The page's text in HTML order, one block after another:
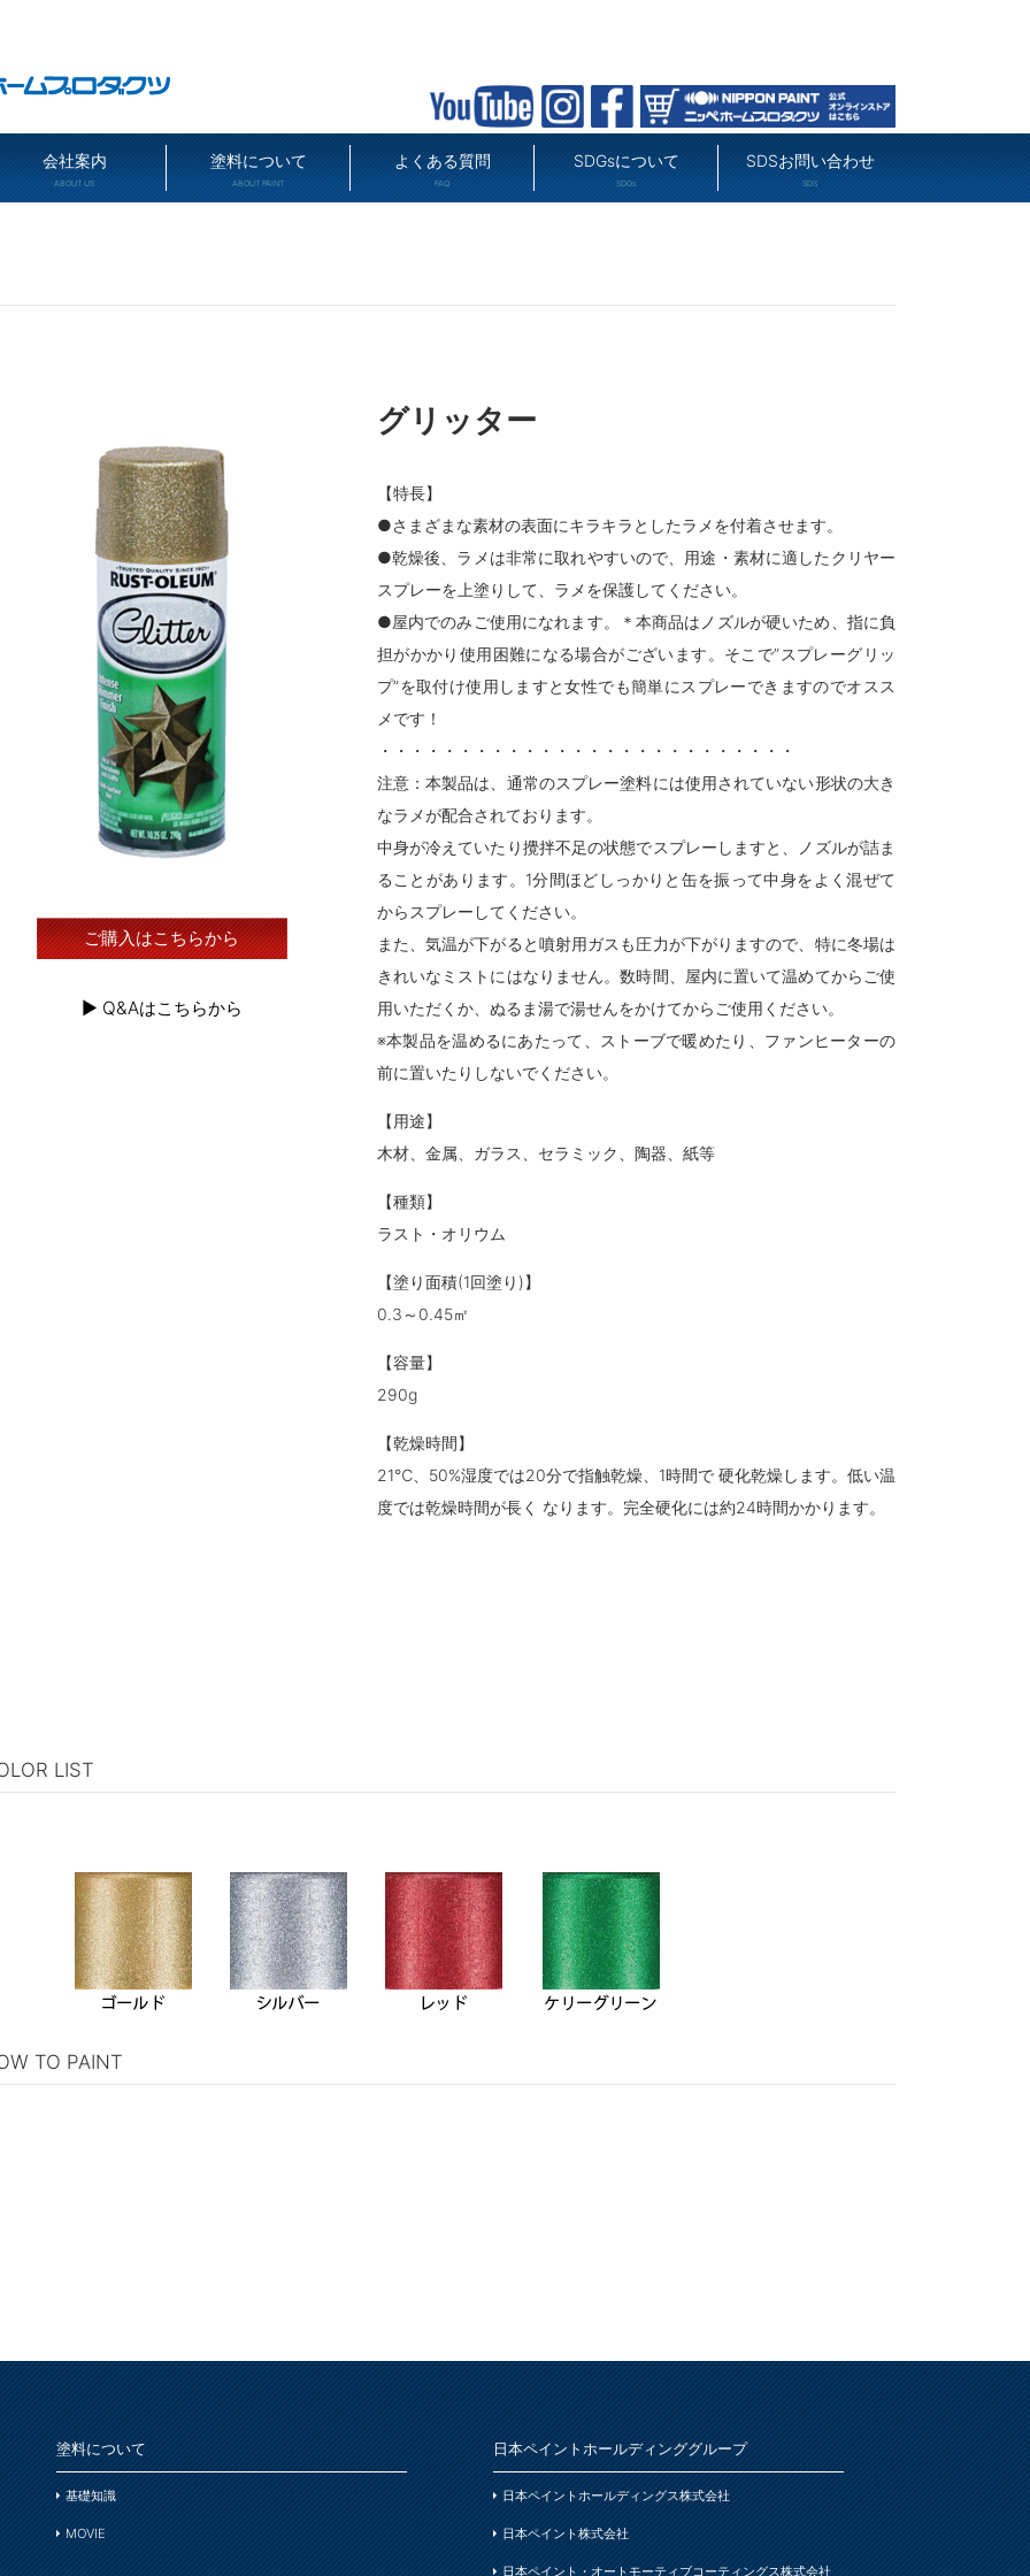
会社案内
ABOUT US
塗料について
ABOUT PAINT
よくある質問
FAQ
SDGsについて
SDGs
SDSお問い合わせ
SDS
ご購入はこちらから
▶︎ Q&Aはこちらから
グリッター
【特長】
●さまざまな素材の表面にキラキラとしたラメを付着させます。
●乾燥後、ラメは非常に取れやすいので、用途・素材に適したクリヤー
スプレーを上塗りして、ラメを保護してください。
●屋内でのみご使用になれます。＊本商品はノズルが硬いため、指に負
担がかかり使用困難になる場合がございます。そこで”スプレーグリッ
プ”を取付け使用しますと女性でも簡単にスプレーできますのでオスス
メです！
・・・・・・・・・・・・・・・・・・・・・・・・・・
注意：本製品は、通常のスプレー塗料には使用されていない形状の大き
なラメが配合されております。
中身が冷えていたり攪拌不足の状態でスプレーしますと、ノズルが詰ま
ることがあります。1分間ほどしっかりと缶を振って中身をよく混ぜて
からスプレーしてください。
また、気温が下がると噴射用ガスも圧力が下がりますので、特に冬場は
きれいなミストにはなりません。数時間、屋内に置いて温めてからご使
用いただくか、ぬるま湯で湯せんをかけてからご使用ください。
※本製品を温めるにあたって、ストーブで暖めたり、ファンヒーターの
前に置いたりしないでください。
【用途】
木材、金属、ガラス、セラミック、陶器、紙等
【種類】
ラスト・オリウム
【塗り面積(1回塗り)】
0.3～0.45㎡
【容量】
290g
【乾燥時間】
21℃、50%湿度では20分で指触乾燥、1時間で 硬化乾燥します。低い温
度では乾燥時間が長く なります。完全硬化には約24時間かかります。
LIST
TO PAINT
塗料について
基礎知識
MOVIE
日本ペイントホールディンググループ
日本ペイントホールディングス株式会社
日本ペイント株式会社
日本ペイント・オートモーティブコーティングス株式会社